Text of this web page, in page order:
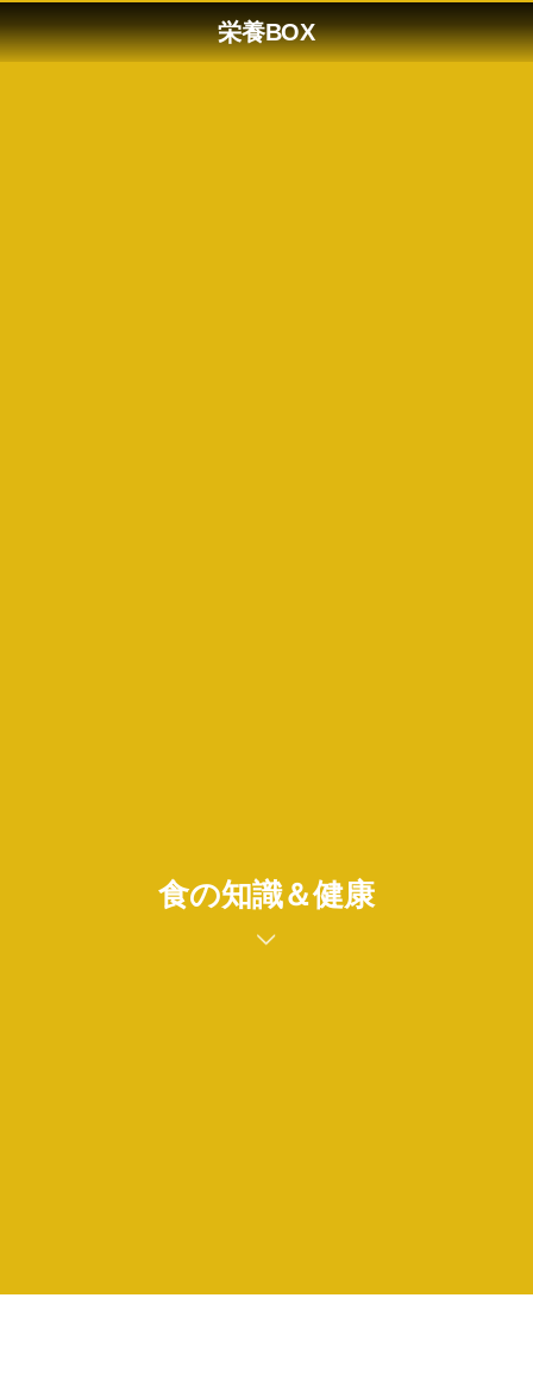
栄養BOX
食の知識＆健康